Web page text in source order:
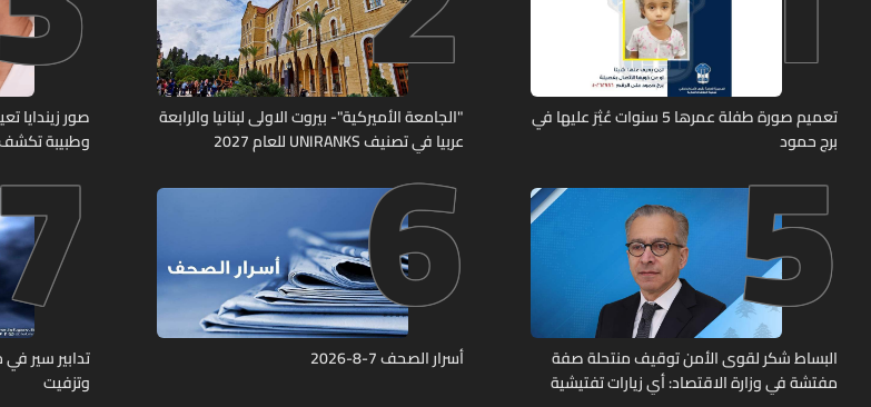
تعميم صورة طفلة عمرها 5 سنوات عُثِرَ عليها في
برج حمود
"الجامعة الأميركية"- بيروت الاولى لبنانيا والرابعة
عربيا في تصنيف UNIRANKS للعام 2027
صور زيندايا
وطبيبة
5
البساط شكر لقوى الأمن توقيف منتحلة صفة
مفتشة في وزارة الاقتصاد: أي زيارات تفتيشية
6
أسرار الصحف 7-8-2026
تدابير سير
وتزفيت